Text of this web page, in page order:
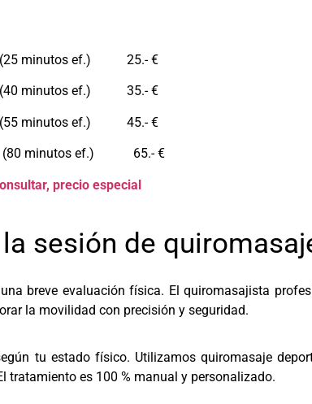
(25 minutos ef.) 25.- €
(40 minutos ef.) 35.- €
(55 minutos ef.) 45.- €
(80 minutos ef.) 65.- €
precio especial
sesión de
breve evaluación física. El quiromasajista
la movilidad con precisión y seguridad.
tu estado físico. Utilizamos quiromasaje
tratamiento es 100 % manual y personalizado.